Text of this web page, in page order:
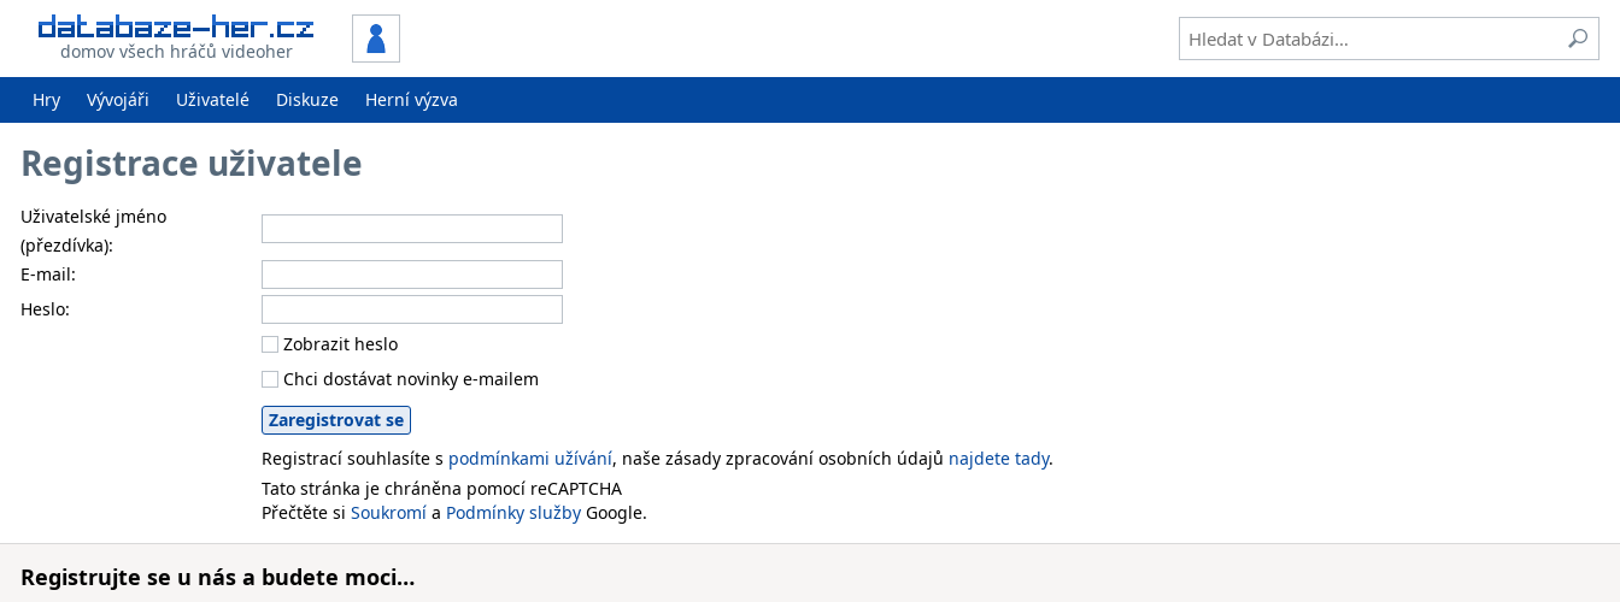
domov všech hráčů videoher
Hry Vývojáři Uživatelé Diskuze Herní výzva
Registrace uživatele
Uživatelské jméno
(přezdívka):
E-mail:
Heslo:
Zobrazit heslo
Chci dostávat novinky e-mailem
Registrací souhlasíte s podmínkami užívání, naše zásady zpracování osobních údajů najdete tady.
Tato stránka je chráněna pomocí reCAPTCHA
Přečtěte si Soukromí a Podmínky služby Google.
Registrujte se u nás a budete moci…